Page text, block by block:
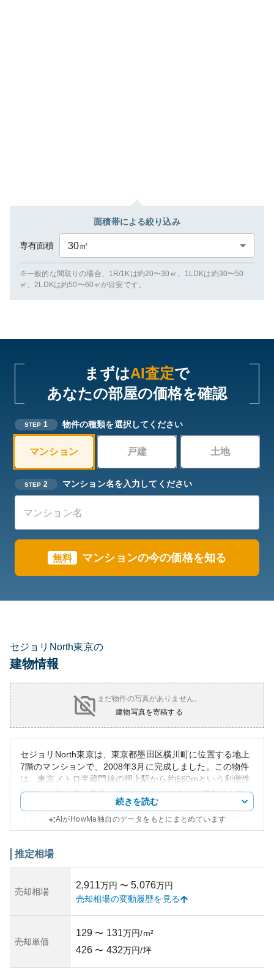
面積帯による絞り込み
専有面積 30㎡
※一般的な間取りの場合、1R/1Kは約20〜30㎡、1LDKは約30〜50
㎡、2LDKは約50〜60㎡が目安です。
まずはAI査定で
あなたの部屋の価格を確認
STEP 1 物件の種類を選択してください
マンション 戸建 土地
STEP 2 マンション名を入力してください
無料 マンションの今の価格を知る
セジョリNorth東京の
建物情報
まだ物件の写真がありません。
建物写真を寄稿する
セジョリNorth東京は、東京都墨田区横川町に位置する地上
7階のマンションで、2008年3月に完成しました。この物件
は、東京メトロ半蔵門線の押上駅から約560mという利便性
の高い立地にあります。周辺には、スカイツリーをはじめ
とする観光スポットや、多彩な飲食店、商業施設が立地し
ており、生活利便性が高いです。また、下町の情緒あふれ
外観はモダンな設計が施されており、上品で洗練された印
や値上がりの可能性があります。しかし、過去の不動産価
格の上昇からくるリスクも存在しています。
所有リスクとしては、老朽化による修繕コストの負担や空
15年を迎え、管理状況に関してしっかりとした調査が重要
ですが、一般的には適切な維持管理が行われているか確認
続きを読む
AIがHowMa独自のデータをもとにまとめています
推定相場
売却相場
2,911万円 〜 5,076万円
売却相場の変動履歴を見る
売却単価
129 〜 131万円/m²
426 〜 432万円/坪